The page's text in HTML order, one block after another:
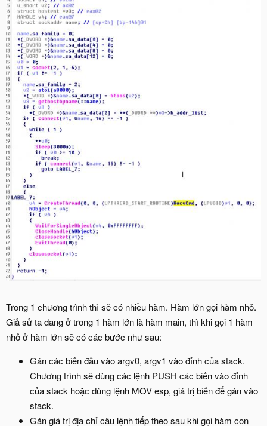
Trong 1 chương trình thì sẽ có nhiều hàm. Hàm lớn gọi hàm nhỏ.
Giả sử ta đang ở trong 1 hàm lớn là hàm main, thì khi gọi 1 hàm
nhỏ ở hàm lớn sẽ có các bước như sau:
Gán các biến đầu vào argv0, argv1 vào đỉnh của stack.
Chương trình sẽ dùng các lệnh PUSH các biến vào đỉnh
của stack hoặc dùng lệnh MOV esp, giá trị biến để gán vào
stack.
Gán giá trị địa chỉ câu lệnh tiếp theo sau khi gọi hàm con